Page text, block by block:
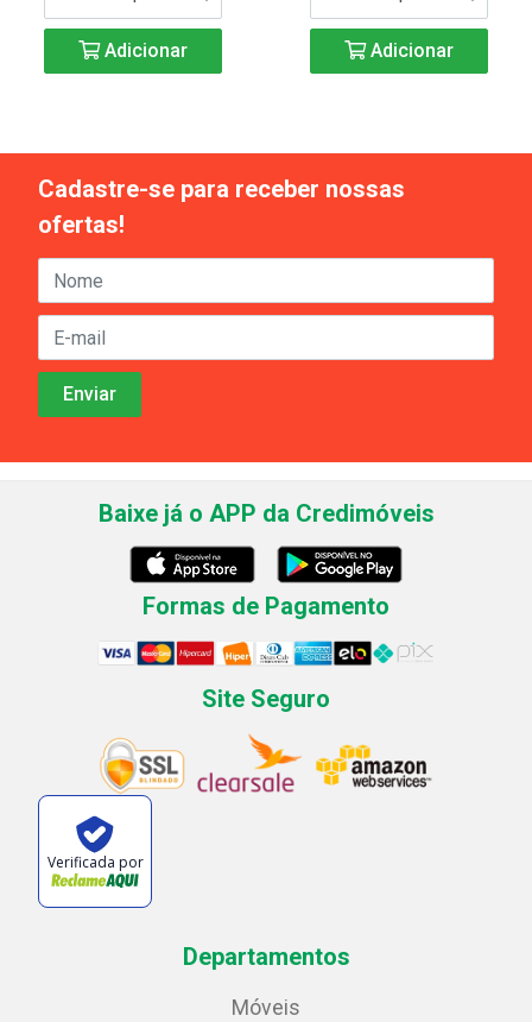
Adicionar Adicionar
Cadastre-se para receber nossas
ofertas!
Baixe já o APP da Credimóveis
Formas de Pagamento
Site Seguro
Verificada por
Departamentos
Móveis